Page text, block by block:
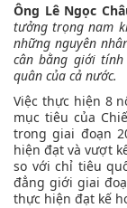
Ông Lê Ngọc
tưởng trọng nam
những nguyên
cân bằng giới
quân của cả nước.
Việc thực hiện 8
mục tiêu của
trong giai đoạn
hiện đạt và vượt
so với chỉ tiêu
đẳng giới giai
thực hiện đạt kế